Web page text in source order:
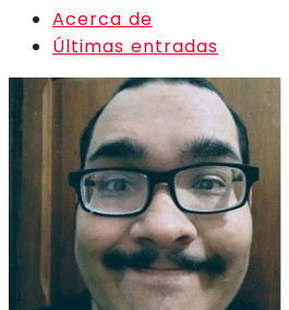
Acerca de
Últimas entradas